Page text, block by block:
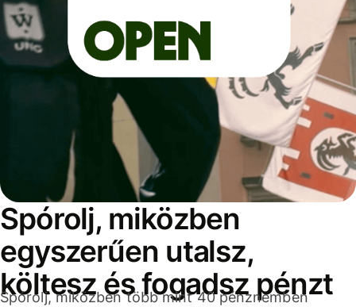
Spórolj, miközben
egyszerűen utalsz,
költesz és fogadsz pénzt
Spórolj, miközben több mint 40 pénznemben